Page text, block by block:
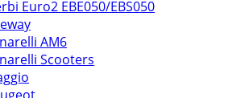
Euro2 EBE050/EBS050
AM6
Scooters